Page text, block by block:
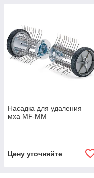
Насадка для удаления
мха MF-MM
Цену уточняйте